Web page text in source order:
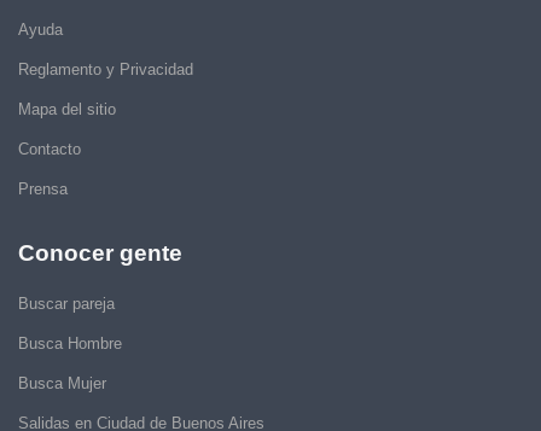
Ayuda
Reglamento y Privacidad
Mapa del sitio
Contacto
Prensa
Conocer gente
Buscar pareja
Busca Hombre
Busca Mujer
Salidas en Ciudad de Buenos Aires